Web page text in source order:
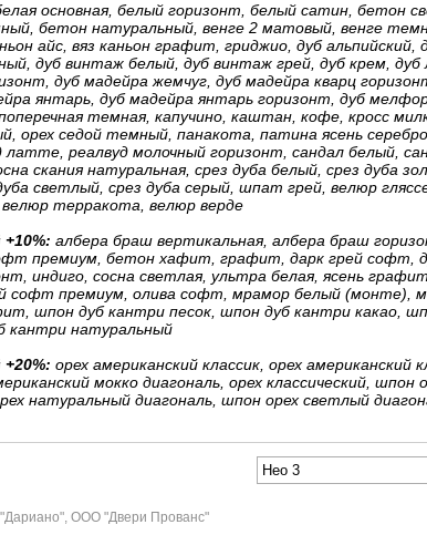
основная, белый горизонт, белый сатин, бетон
бетон натуральный, венге 2 матовый, венге
айс, вяз каньон графит, гриджио, дуб альпийский,
дуб винтаж белый, дуб винтаж грей, дуб крем,
дуб мадейра жемчуг, дуб мадейра кварц
янтарь, дуб мадейра янтарь горизонт, дуб
темная, капучино, каштан, кофе, кросс
орех седой темный, панакота, патина ясень
латте, реалвуд молочный горизонт, сандал белый,
скания натуральная, срез дуба белый, срез дуба
светлый, срез дуба серый, шпат грей, велюр
терракота, велюр верде
албера браш вертикальная, албера браш
премиум, бетон хафит, графит, дарк грей софт,
индиго, сосна светлая, ультра белая, ясень
софт премиум, олива софт, мрамор белый (монте),
шпон дуб кантри песок, шпон дуб кантри какао,
кантри натуральный
орех американский классик, орех американский
мокко диагональ, орех классический, шпон
натуральный диагональ, шпон орех светлый
ООО "Двери Прованс"